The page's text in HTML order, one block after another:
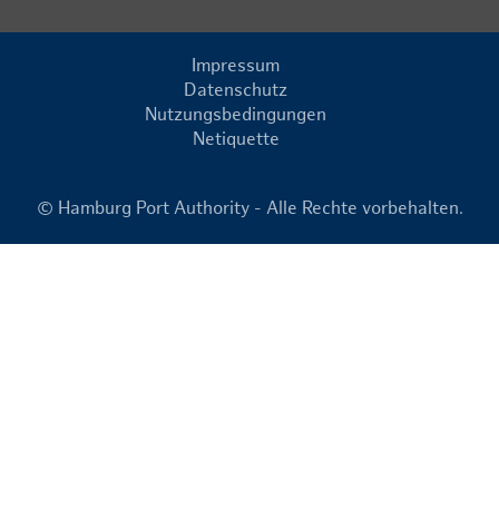
Impressum
Datenschutz
Nutzungsbedingungen
Netiquette
© Hamburg Port Authority - Alle Rechte vorbehalten.